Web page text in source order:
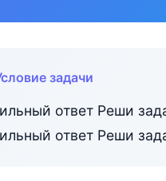
задачи
ответ Реши
ответ Реши